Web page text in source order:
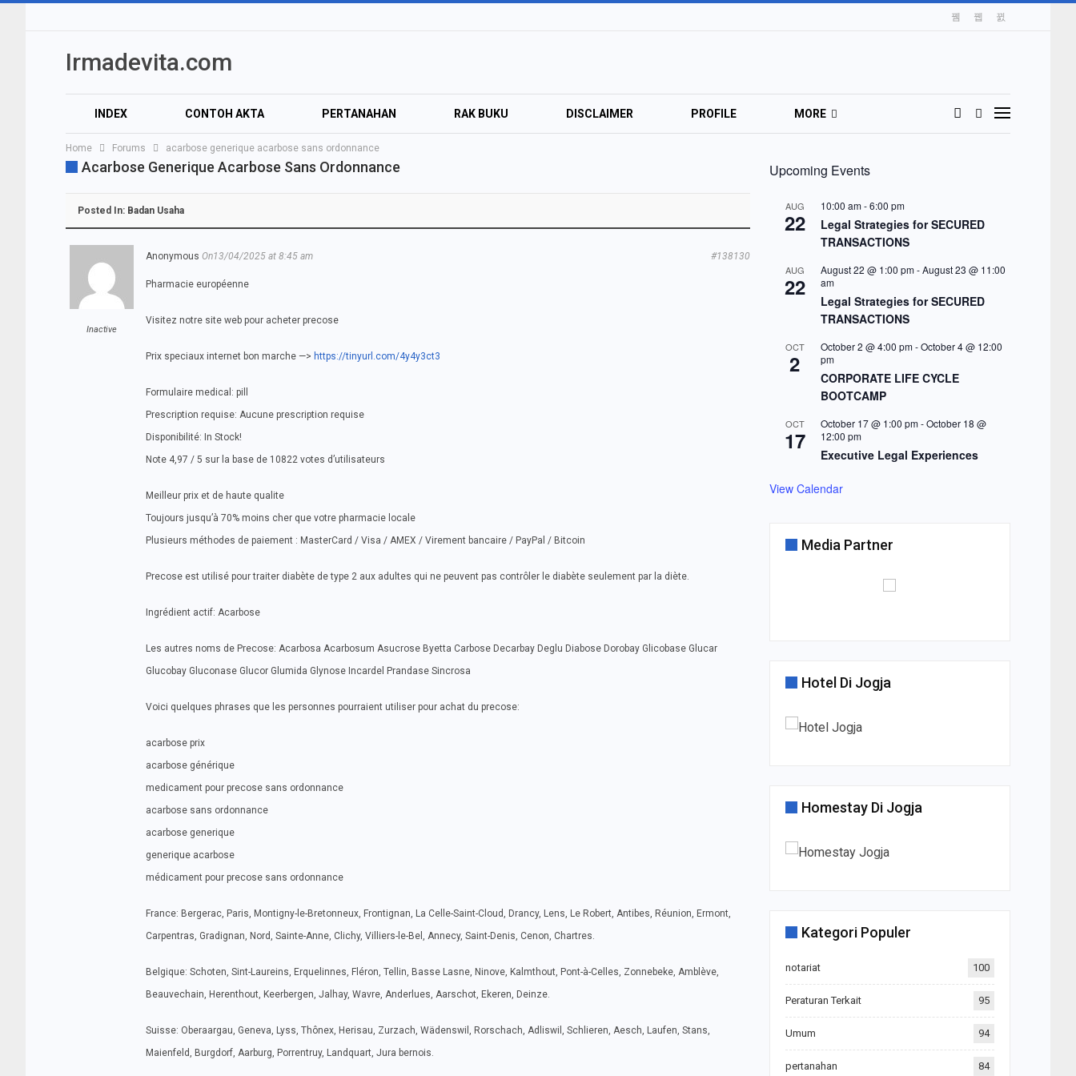
Irmadevita.com
INDEX CONTOH AKTA PERTANAHAN RAK BUKU DISCLAIMER PROFILE MORE
Home Forums acarbose generique acarbose sans ordonnance
Acarbose Generique Acarbose Sans Ordonnance
Posted In: Badan Usaha
Inactive
Anonymous On13/04/2025 at 8:45 am #138130
Pharmacie européenne
Visitez notre site web pour acheter precose
Prix speciaux internet bon marche —> https://tinyurl.com/4y4y3ct3
Formulaire medical: pill
Prescription requise: Aucune prescription requise
Disponibilité: In Stock!
Note 4,97 / 5 sur la base de 10822 votes d’utilisateurs
Meilleur prix et de haute qualite
Toujours jusqu’à 70% moins cher que votre pharmacie locale
Plusieurs méthodes de paiement : MasterCard / Visa / AMEX / Virement bancaire / PayPal / Bitcoin
Precose est utilisé pour traiter diabète de type 2 aux adultes qui ne peuvent pas contrôler le diabète seulement par la diète.
Ingrédient actif: Acarbose
Les autres noms de Precose: Acarbosa Acarbosum Asucrose Byetta Carbose Decarbay Deglu Diabose Dorobay Glicobase Glucar
Glucobay Gluconase Glucor Glumida Glynose Incardel Prandase Sincrosa
Voici quelques phrases que les personnes pourraient utiliser pour achat du precose:
acarbose prix
acarbose générique
medicament pour precose sans ordonnance
acarbose sans ordonnance
acarbose generique
generique acarbose
médicament pour precose sans ordonnance
France: Bergerac, Paris, Montigny-le-Bretonneux, Frontignan, La Celle-Saint-Cloud, Drancy, Lens, Le Robert, Antibes, Réunion, Ermont,
Carpentras, Gradignan, Nord, Sainte-Anne, Clichy, Villiers-le-Bel, Annecy, Saint-Denis, Cenon, Chartres.
Belgique: Schoten, Sint-Laureins, Erquelinnes, Fléron, Tellin, Basse Lasne, Ninove, Kalmthout, Pont-à-Celles, Zonnebeke, Amblève,
Beauvechain, Herenthout, Keerbergen, Jalhay, Wavre, Anderlues, Aarschot, Ekeren, Deinze.
Suisse: Oberaargau, Geneva, Lyss, Thônex, Herisau, Zurzach, Wädenswil, Rorschach, Adliswil, Schlieren, Aesch, Laufen, Stans,
Maienfeld, Burgdorf, Aarburg, Porrentruy, Landquart, Jura bernois.
Upcoming Events
AUG
22
10:00 am-6:00 pm
Legal Strategies for SECURED
TRANSACTIONS
AUG
22
August 22 @ 1:00 pm-August 23 @ 11:00
am
Legal Strategies for SECURED
TRANSACTIONS
OCT
2
October 2 @ 4:00 pm-October 4 @ 12:00
pm
CORPORATE LIFE CYCLE
BOOTCAMP
OCT
17
October 17 @ 1:00 pm-October 18 @
12:00 pm
Executive Legal Experiences
View Calendar
Media Partner
Hotel Di Jogja
Homestay Di Jogja
Kategori Populer
notariat 100
Peraturan Terkait 95
Umum 94
pertanahan 84